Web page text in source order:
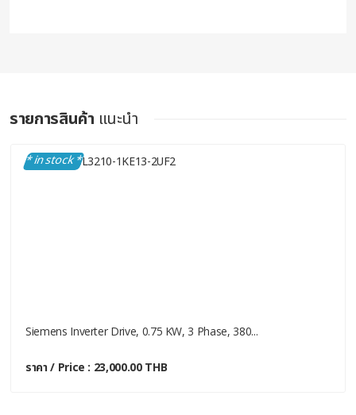
รายการสินค้า แนะนำ
* in stock *
Siemens Inverter Drive, 0.75 KW, 3 Phase, 380...
ราคา / Price : 23,000.00 THB